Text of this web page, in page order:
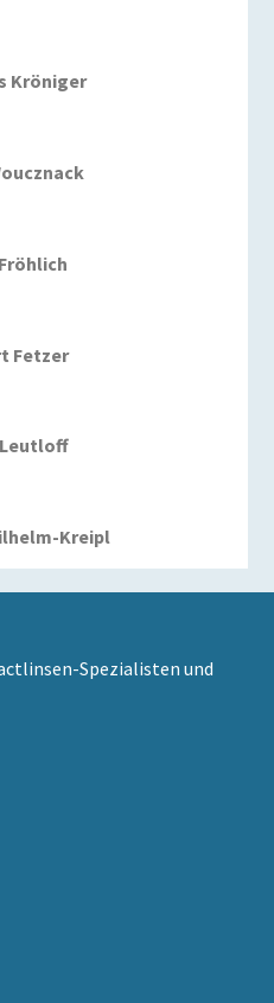
Kröniger
Fetzer
Kreipl
Spezialisten und